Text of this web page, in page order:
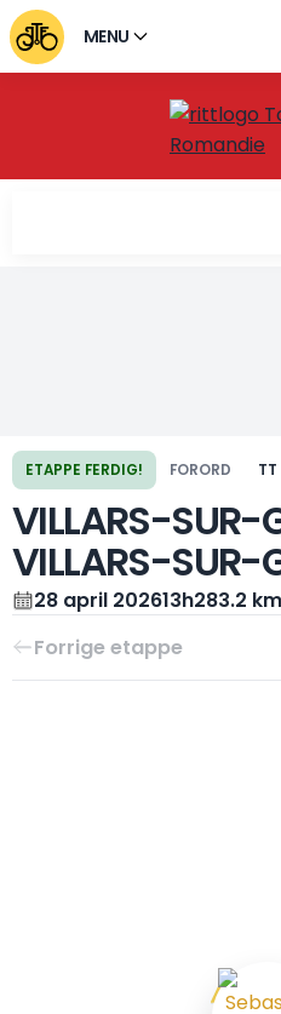
MENU
ETAPPE FERDIG! FORORD TT
VILLARS-SUR-
VILLARS-SUR-
28 april 202613h283.2 km